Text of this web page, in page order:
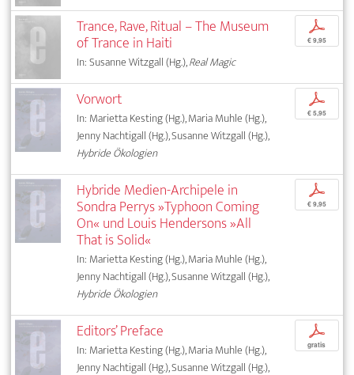
Trance, Rave, Ritual – The Museum
of Trance in Haiti
In: Susanne Witzgall (Hg.),Real Magic
p
€ 9,95
Vorwort
In: Marietta Kesting (Hg.), Maria Muhle (Hg.),
Jenny Nachtigall (Hg.), Susanne Witzgall (Hg.),
Hybride Ökologien
p
€ 5,95
Hybride Medien-Archipele in
Sondra Perrys »Typhoon Coming
On« und Louis Hendersons »All
That is Solid«
In: Marietta Kesting (Hg.), Maria Muhle (Hg.),
Jenny Nachtigall (Hg.), Susanne Witzgall (Hg.),
Hybride Ökologien
p
€ 9,95
Editors’ Preface
In: Marietta Kesting (Hg.), Maria Muhle (Hg.),
Jenny Nachtigall (Hg.), Susanne Witzgall (Hg.),
p
gratis